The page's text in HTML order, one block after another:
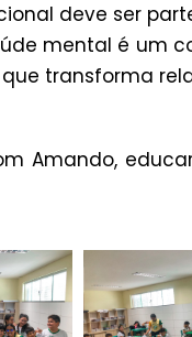
deve ser
mental é um
transforma
Amando,